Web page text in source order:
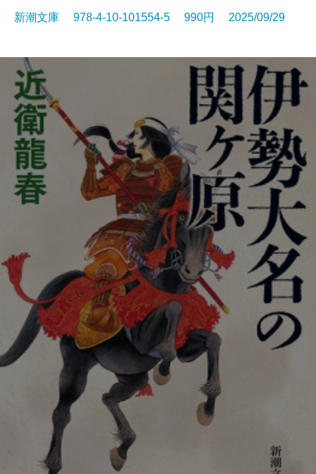
新潮文庫 978-4-10-101554-5 990円 2025/09/29